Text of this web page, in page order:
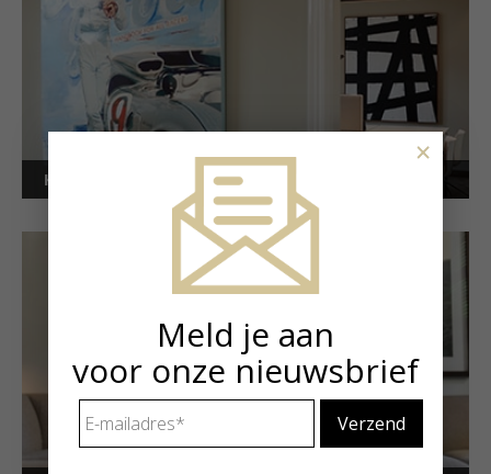
Kunstuitleen voor bedrijven
Meld je aan
voor onze nieuwsbrief
mailadres *
×